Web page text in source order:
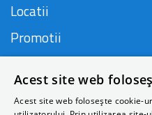
Locatii
Promotii
Companie
Acest site web
Acest site web folosește cookie-